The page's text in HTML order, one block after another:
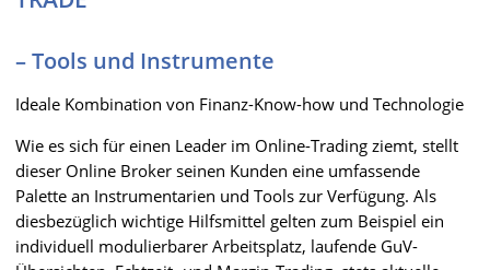
– Tools und Instrumente
Ideale Kombination von Finanz-Know-how und Technologie
Wie es sich für einen Leader im Online-Trading ziemt, stellt
dieser Online Broker seinen Kunden eine umfassende
Palette an Instrumentarien und Tools zur Verfügung. Als
diesbezüglich wichtige Hilfsmittel gelten zum Beispiel ein
individuell modulierbarer Arbeitsplatz, laufende GuV-